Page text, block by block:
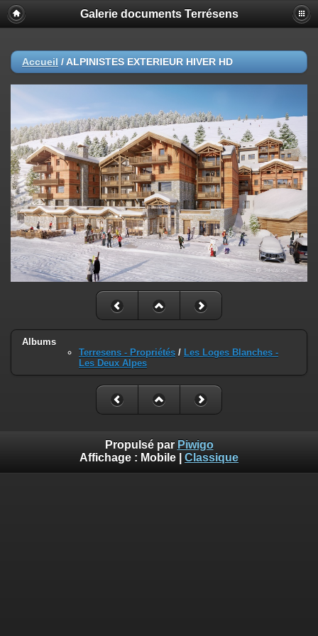
Galerie documents Terrésens
Accueil / ALPINISTES EXTERIEUR HIVER HD
Albums
Terresens - Propriétés / Les Loges Blanches -
Les Deux Alpes
Propulsé par Piwigo
Affichage : Mobile Classique